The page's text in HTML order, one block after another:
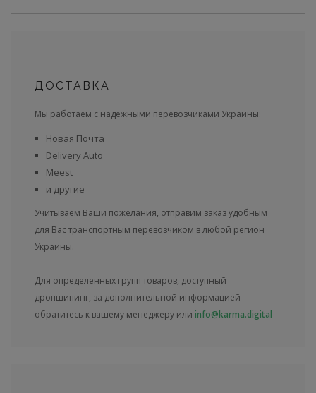
ДОСТАВКА
Мы работаем с надежными перевозчиками Украины:
Новая Почта
Delivery Auto
Meest
и другие
Учитываем Ваши пожелания, отправим заказ удобным
для Вас транспортным перевозчиком в любой регион
Украины.
Для определенных групп товаров, доступный
дропшипинг, за дополнительной информацией
обратитесь к вашему менеджеру или info@karma.digital